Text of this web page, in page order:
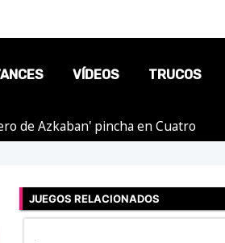
VÍDEOS TRUCOS
de Azkaban' pincha en Cuatro
JUEGOS RELACIONADOS